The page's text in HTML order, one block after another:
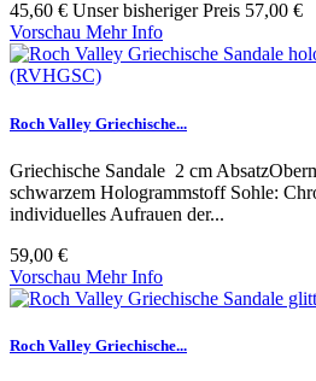
45,60 € Unser bisheriger Preis 57,00 €
Vorschau Mehr Info
Roch Valley Griechische...
Griechische Sandale 2 cm
schwarzem Hologrammstoff Sohle:
individuelles Aufrauen der...
59,00 €
Vorschau Mehr Info
Roch Valley Griechische...